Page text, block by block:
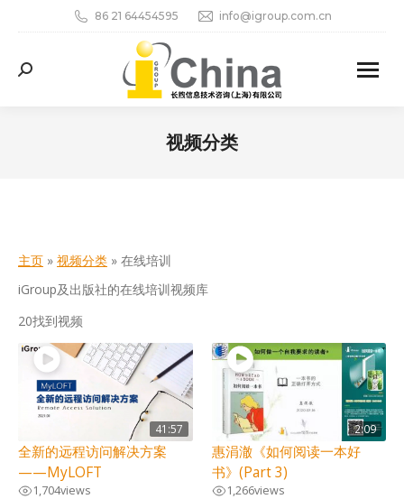
86 21 64454595 info@igroup.com.cn
Search:
视频分类
主页 » 视频分类 » 在线培训
iGroup及出版社的在线培训视频库
20找到视频
41:57
全新的远程访问解决方案
——MyLOFT
1,704views
2:09
惠涓澈《如何阅读一本好
书》(Part 3)
1,266views